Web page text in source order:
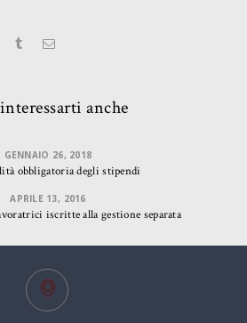
anche
GENNAIO 26, 2018
obbligatoria degli stipendi
APRILE 13, 2016
iscritte alla gestione separata